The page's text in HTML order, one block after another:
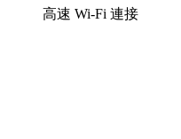
高速 Wi-Fi 連接